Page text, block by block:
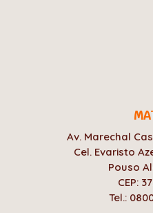
Av. Marechal
Cel. Evaristo
Pouso
CEP:
Tel.: